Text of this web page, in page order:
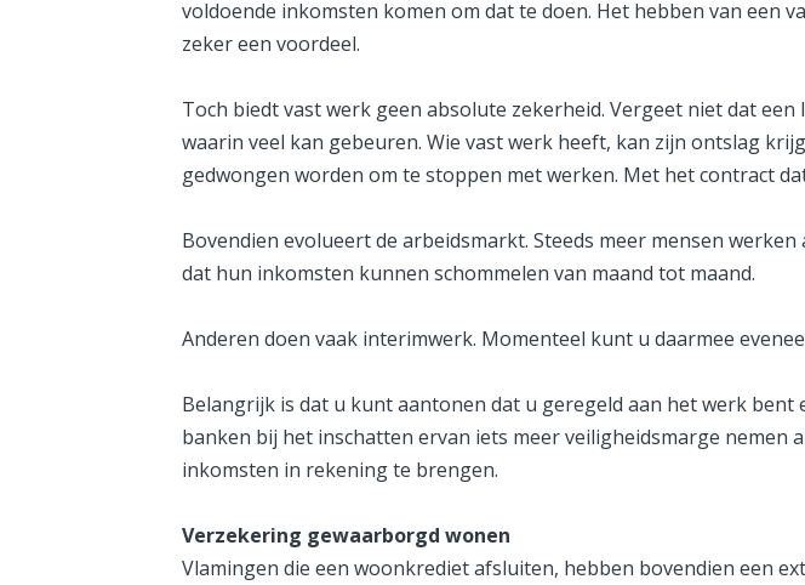
voldoende inkomsten komen om dat te doen. Het hebben van een
zeker een voordeel.
Toch biedt vast werk geen absolute zekerheid. Vergeet niet dat
waarin veel kan gebeuren. Wie vast werk heeft, kan zijn ontslag
gedwongen worden om te stoppen met werken. Met het contract
Bovendien evolueert de arbeidsmarkt. Steeds meer mensen
dat hun inkomsten kunnen schommelen van maand tot maand.
Anderen doen vaak interimwerk. Momenteel kunt u daarmee
Belangrijk is dat u kunt aantonen dat u geregeld aan het werk
banken bij het inschatten ervan iets meer veiligheidsmarge
inkomsten in rekening te brengen.
Verzekering gewaarborgd wonen
Vlamingen die een woonkrediet afsluiten, hebben bovendien een